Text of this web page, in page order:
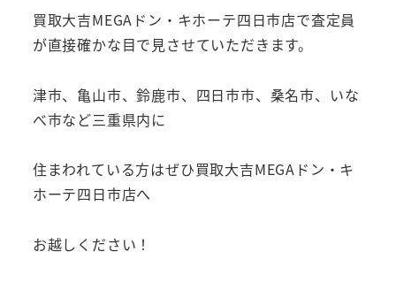
買取大吉MEGAドン・キホーテ四日市店で査定員
が直接確かな目で見させていただきます。
津市、亀山市、鈴鹿市、四日市市、桑名市、いな
べ市など三重県内に
住まわれている方はぜひ買取大吉MEGAドン・キ
ホーテ四日市店へ
お越しください！